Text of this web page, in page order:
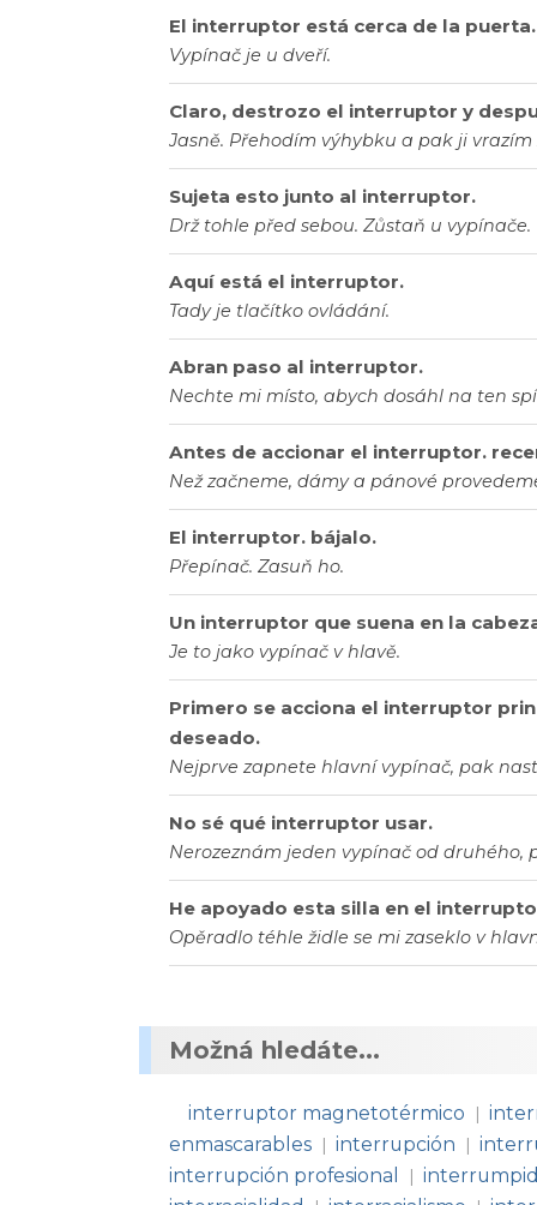
El interruptor está cerca de la puerta.
Vypínač je u dveří.
Claro, destrozo el interruptor y
Jasně. Přehodím výhybku a pak ji vrazím
Sujeta esto junto al interruptor.
Drž tohle před sebou. Zůstaň u vypínače.
Aquí está el interruptor.
Tady je tlačítko ovládání.
Abran paso al interruptor.
Nechte mi místo, abych dosáhl na ten
Antes de accionar el interruptor.
Než začneme, dámy a pánové
El interruptor. bájalo.
Přepínač. Zasuň ho.
Un interruptor que suena en la
Je to jako vypínač v hlavě.
Primero se acciona el interruptor
deseado.
Nejprve zapnete hlavní vypínač, pak
No sé qué interruptor usar.
Nerozeznám jeden vypínač od druhého,
He apoyado esta silla en el
Opěradlo téhle židle se mi zaseklo v
Možná hledáte...
interruptor magnetotérmico |
enmascarables | interrupción |
interrupción profesional
|